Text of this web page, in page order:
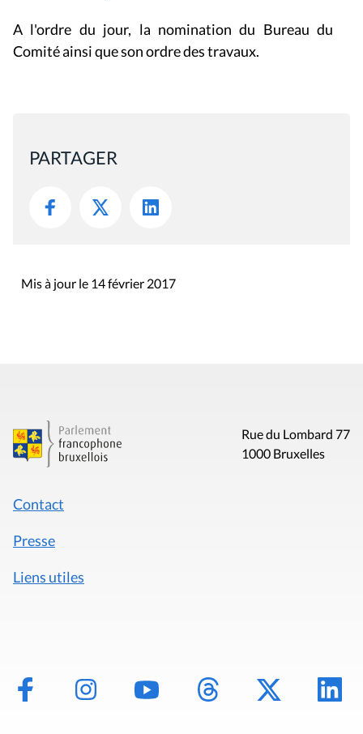
A l'ordre du jour, la nomination du Bureau du
Comité ainsi que son ordre des travaux.
PARTAGER
Mis à jour le 14 février 2017
Rue du Lombard 77
1000 Bruxelles
Contact
Presse
Liens utiles